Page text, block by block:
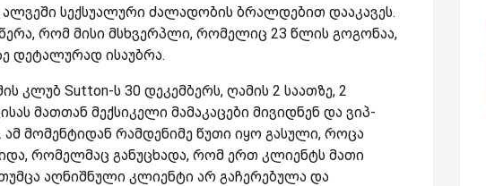
სექსუალური ძალადობის ბრალდებით დააკავეს.
რომ მისი მსხვერპლი, რომელიც 23 წლის გოგონაა,
დეტალურად ისაუბრა.
კლუბ Sutton-ს 30 დეკემბერს, ღამის 2 საათზე, 2
მათთან მექსიკელი მამაკაცები მივიდნენ და ვიპ-
ამ მომენტიდან რამდენიმე წუთი იყო გასული, როცა
რომელმაც განუცხადა, რომ ერთ კლიენტს მათი
აღნიშნული კლიენტი არ გაჩერებულა და